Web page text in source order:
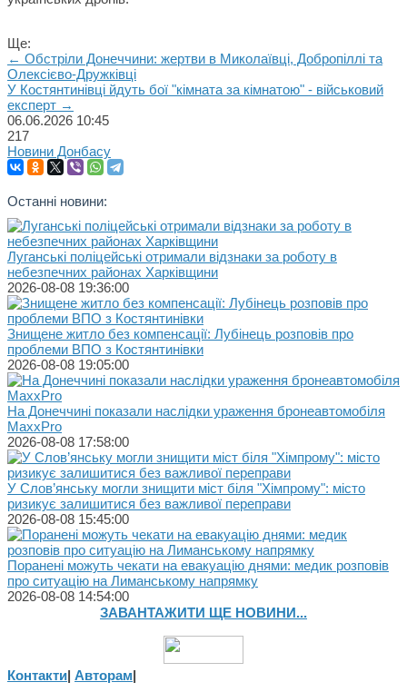
Ще:
← Обстріли Донеччини: жертви в Миколаївці, Добропіллі та
Олексієво-Дружківці
У Костянтинівці йдуть бої "кімната за кімнатою" - військовий
експерт →
06.06.2026 10:45
217
Новини Донбасу
Останні новини:
Луганські поліцейські отримали відзнаки за роботу в
небезпечних районах Харківщини
2026-08-08 19:36:00
Знищене житло без компенсації: Лубінець розповів про
проблеми ВПО з Костянтинівки
2026-08-08 19:05:00
На Донеччині показали наслідки ураження бронеавтомобіля
MaxxPro
2026-08-08 17:58:00
У Слов’янську могли знищити міст біля "Хімпрому": місто
ризикує залишитися без важливої переправи
2026-08-08 15:45:00
Поранені можуть чекати на евакуацію днями: медик розповів
про ситуацію на Лиманському напрямку
2026-08-08 14:54:00
ЗАВАНТАЖИТИ ЩЕ НОВИНИ...
Контакти| Авторам|